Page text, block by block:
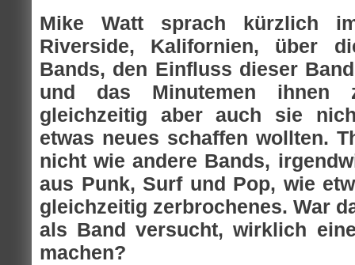
Mike Watt sprach kürzlich
Riverside, Kalifornien, über
Bands, den Einfluss dieser
und das Minutemen ihnen
gleichzeitig aber auch sie
etwas neues schaffen wollten.
nicht wie andere Bands,
aus Punk, Surf und Pop, wie
gleichzeitig zerbrochenes. War
als Band versucht, wirklich
machen?